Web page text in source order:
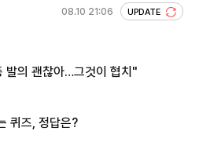
08.10 21:06 UPDATE
발의 괜찮아…그것이 협치"
퀴즈, 정답은?